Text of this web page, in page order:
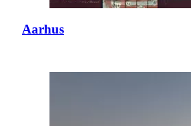
Aarhus